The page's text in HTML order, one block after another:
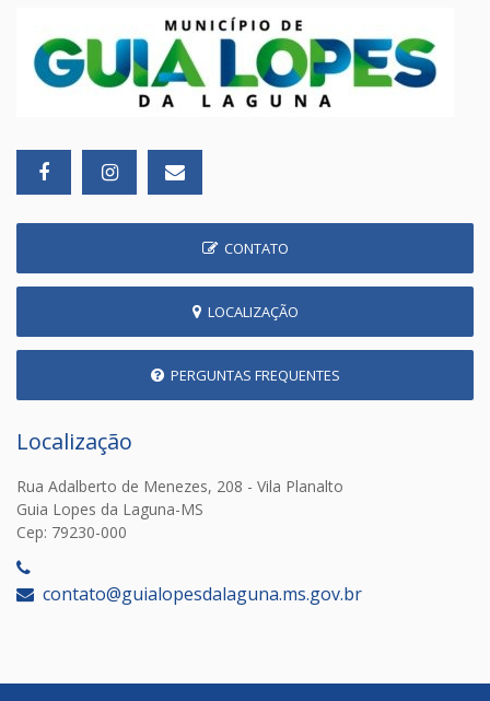
CONTATO
LOCALIZAÇÃO
PERGUNTAS FREQUENTES
Localização
Rua Adalberto de Menezes, 208 - Vila Planalto
Guia Lopes da Laguna-MS
Cep: 79230-000
contato@guialopesdalaguna.ms.gov.br